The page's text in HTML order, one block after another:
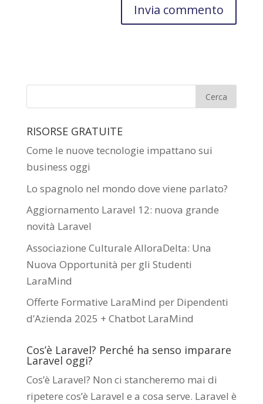
RISORSE GRATUITE
Come le nuove tecnologie impattano sui
business oggi
Lo spagnolo nel mondo dove viene parlato?
Aggiornamento Laravel 12: nuova grande
novità Laravel
Associazione Culturale AlloraDelta: Una
Nuova Opportunità per gli Studenti
LaraMind
Offerte Formative LaraMind per Dipendenti
d’Azienda 2025 + Chatbot LaraMind
Cos’è Laravel? Perché ha senso imparare
Laravel oggi?
Cos’è Laravel? Non ci stancheremo mai di
ripetere cos’è Laravel e a cosa serve. Laravel è